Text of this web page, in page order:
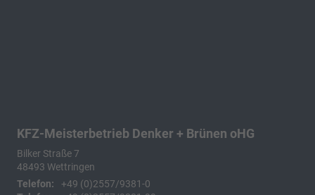
KFZ-Meisterbetrieb Denker + Brünen oHG
Bilker Straße 7
48493 Wettringen
Telefon:
+49 (0)2557/9381-0